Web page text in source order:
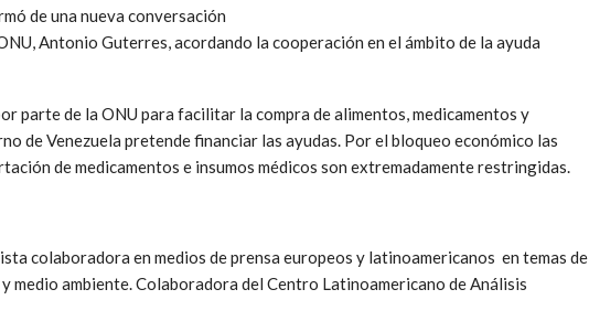
de una nueva conversación
Antonio Guterres, acordando la cooperación en el ámbito de la ayuda
parte de la ONU para facilitar la compra de alimentos, medicamentos y
de Venezuela pretende financiar las ayudas. Por el bloqueo económico las
de medicamentos e insumos médicos son extremadamente restringidas.
colaboradora en medios de prensa europeos y latinoamericanos en temas de
medio ambiente. Colaboradora del Centro Latinoamericano de Análisis